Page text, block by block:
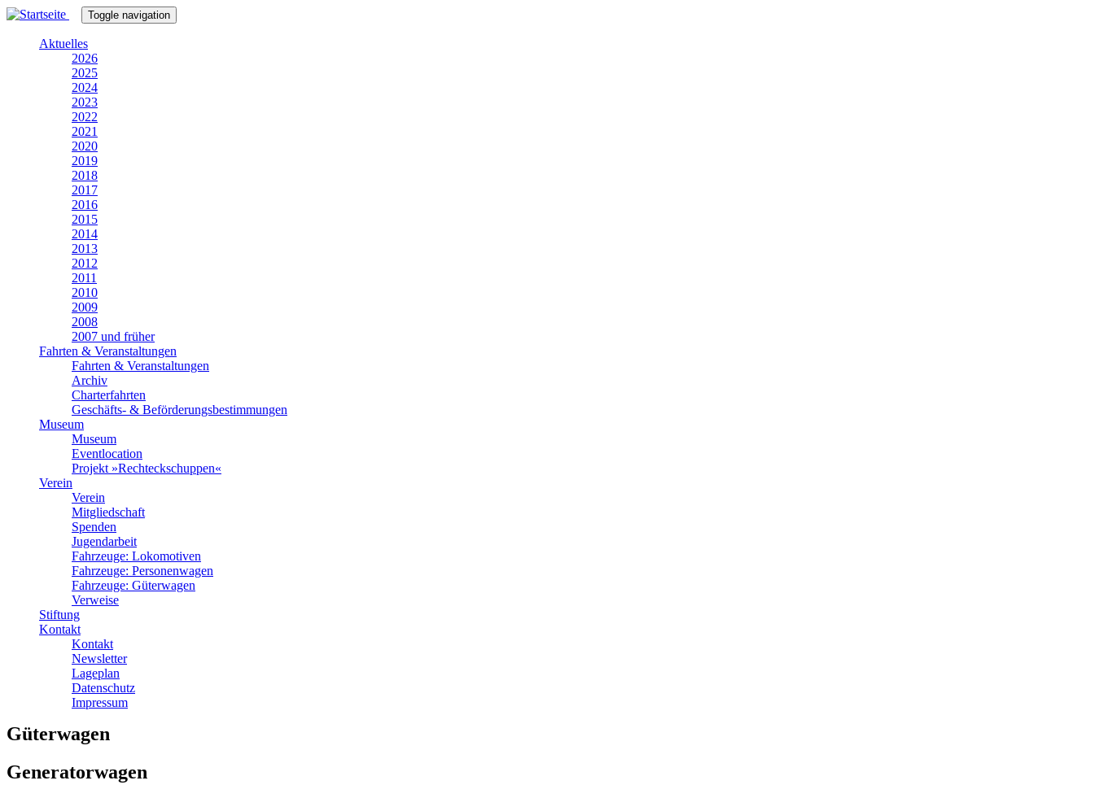
Direkt
Toggle navigation
Aktuelles
2026
2025
2024
2023
2022
2021
2020
2019
2018
2017
2016
2015
2014
2013
2012
2011
2010
2009
2008
2007 und früher
Fahrten & Veranstaltungen
Fahrten & Veranstaltungen
Archiv
Charterfahrten
Geschäfts- & Beförderungsbestimmungen
Museum
Museum
Eventlocation
Projekt »Rechteckschuppen«
Verein
Verein
Mitgliedschaft
Spenden
Jugendarbeit
Fahrzeuge: Lokomotiven
Fahrzeuge: Personenwagen
Fahrzeuge: Güterwagen
Verweise
Stiftung
Kontakt
Kontakt
Newsletter
Lageplan
Datenschutz
Impressum
Güterwagen
Generatorwagen